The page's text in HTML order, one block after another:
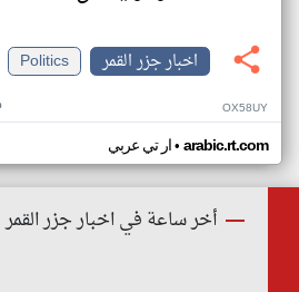
اخبار جزر القمر
Politics
OX58UY
ار تي عربي• arabic.rt.com
أخر ساعة في اخبار جزر القمر